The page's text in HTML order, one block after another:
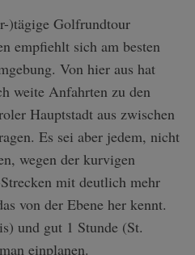
)tägige Golfrundtour
empfiehlt sich am besten
Von hier aus hat
weite Anfahrten zu den
Hauptstadt aus zwischen
Es sei aber jedem, nicht
wegen der kurvigen
mit deutlich mehr
von der Ebene her kennt.
und gut 1 Stunde (St.
einplanen.